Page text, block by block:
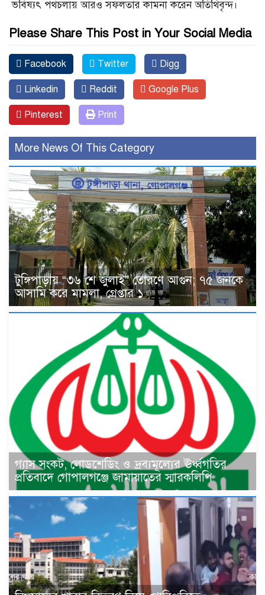
ভবিষ্যৎ পথচলায় আরও সফলতার কামনা করেন অতিথিবৃন্দ।
Please Share This Post in Your Social Media
Facebook Twitter Digg
Linkedin Reddit Google Plus
Pinterest Print
More News Of This Category
টুঙ্গিপাড়ায় “৩৬ শে জুলাই” তোরণে আগুন; ৭৫ জনকে
আসামি করে মামলা, গ্রেপ্তার ১
গ্যাস সংকট, লোডশেডিং ও দ্রব্যমূল্যের ঊর্ধ্বগতির
প্রতিবাদে গোপালগঞ্জে জামায়াতের স্মারকলিপি